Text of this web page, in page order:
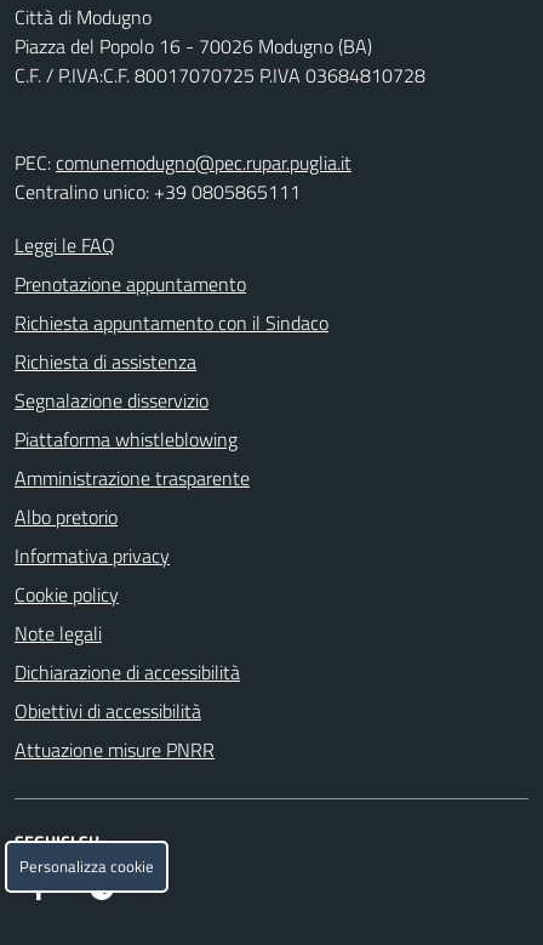
Città di Modugno
Piazza del Popolo 16 - 70026 Modugno (BA)
C.F. / P.IVA:C.F. 80017070725 P.IVA 03684810728
PEC:comunemodugno@pec.rupar.puglia.it
Centralino unico: +39 0805865111
Leggi le FAQ
Prenotazione appuntamento
Richiesta appuntamento con il Sindaco
Richiesta di assistenza
Segnalazione disservizio
Piattaforma whistleblowing
Amministrazione trasparente
Albo pretorio
Informativa privacy
Cookie policy
Note legali
Dichiarazione di accessibilità
Obiettivi di accessibilità
Attuazione misure PNRR
SEGUICI SU
FacebookTelegram
Personalizza cookie